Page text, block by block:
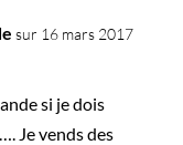
sur 16 mars 2017
si je dois
Je vends des